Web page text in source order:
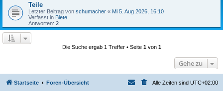
Teile
Letzter Beitrag von schumacher « Mi 5. Aug 2026, 16:10
Verfasst in Biete
Antworten: 2
Die Suche ergab 1 Treffer • Seite 1von 1
Gehe zu
Startseite Foren-Übersicht Alle Zeiten sind UTC+02:00